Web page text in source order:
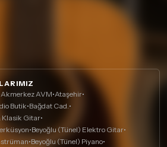
Akmerkez AVM•Ataşehir•
Butik•Bağdat Cad.•
Klasik Gitar•
•Beyoğlu (Tünel) Elektro Gitar•
•Beyoğlu (Tünel) Piyano•